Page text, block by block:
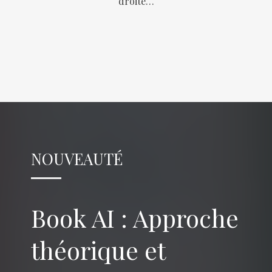
NOUVEAUTÉ
Book AI : Approche
théorique et